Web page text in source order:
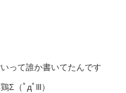
って誰か書いてたんです
Σ（ﾟдﾟlll）